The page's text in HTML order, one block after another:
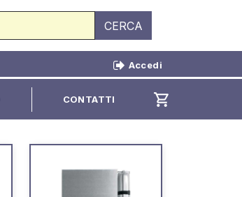
CERCA
Accedi
CONTATTI shopping_cart